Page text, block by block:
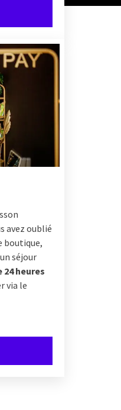
avez oublié
boutique,
séjour
heures
via le